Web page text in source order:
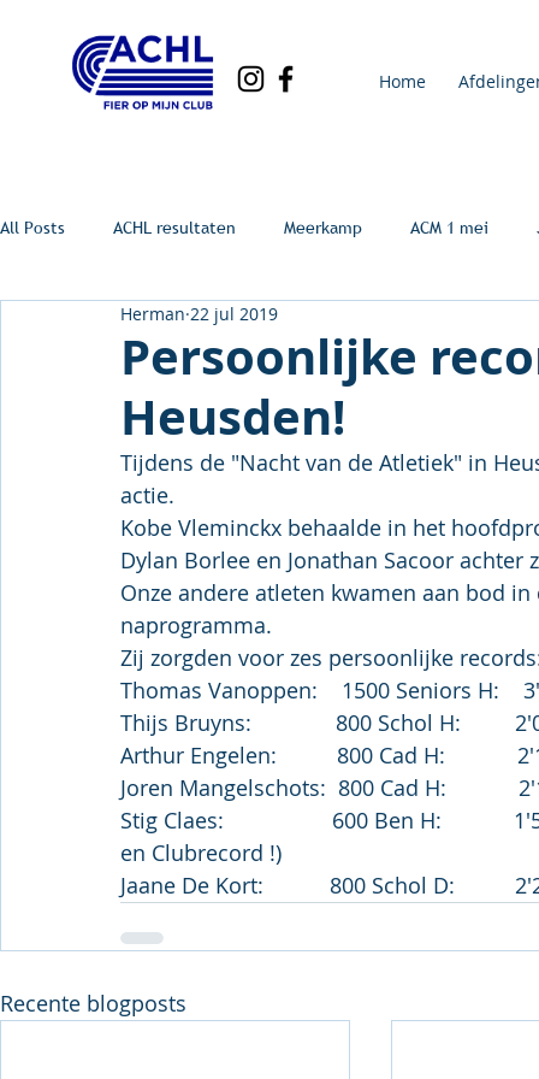
Home
All Posts ACHL resultaten Meerkamp ACM 1 mei
Persoonlijke
Heusden!
Herman 22 jul 2019
Tijdens de "Nacht van de Atletiek" in
actie.
Kobe Vleminckx behaalde in het
Dylan Borlee en Jonathan Sacoor achter
Onze andere atleten kwamen aan bod
naprogramma.
Zij zorgden voor zes persoonlijke
Thomas Vanoppen:    1500 Seniors H:
Thijs Bruyns:              800 Schol H:
Arthur Engelen:          800 Cad H:
Joren Mangelschots:  800 Cad H:
Stig Claes:                  600 Ben H:
en Clubrecord !)
Jaane De Kort:           800 Schol D:
Recente blogposts